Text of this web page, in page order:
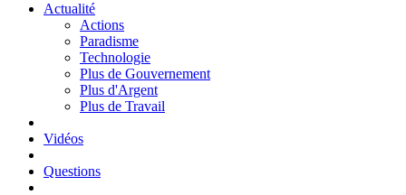
Actualité
Actions
Paradisme
Technologie
Plus de Gouvernement
Plus d'Argent
Plus de Travail
Vidéos
Questions